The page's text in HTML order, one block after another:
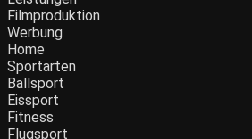
Filmproduktion
Werbung
Home
Sportarten
Ballsport
Eissport
Fitness
Flugsport